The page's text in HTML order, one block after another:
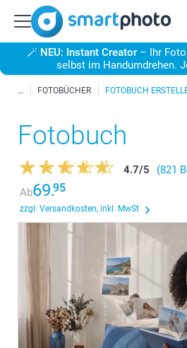
🪄 NEU: Instant Creator – Ihr
selbst im Handumdrehen.
FOTOBÜCHER FOTOBUCH
Fotobuch
4.7/5
(821
Ab69.95
zzgl. Versandkosten, inkl. MwSt